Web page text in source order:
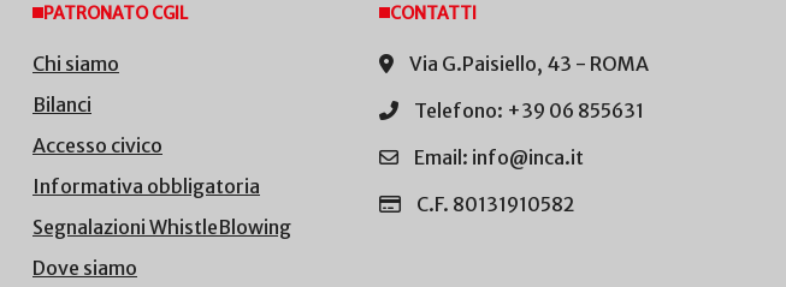
PATRONATO CGIL
Chi siamo
Bilanci
Accesso civico
Informativa obbligatoria
Segnalazioni WhistleBlowing
Dove siamo
CONTATTI
Via G.Paisiello, 43 - ROMA
Telefono: +39 06 855631
Email: info@inca.it
C.F. 80131910582